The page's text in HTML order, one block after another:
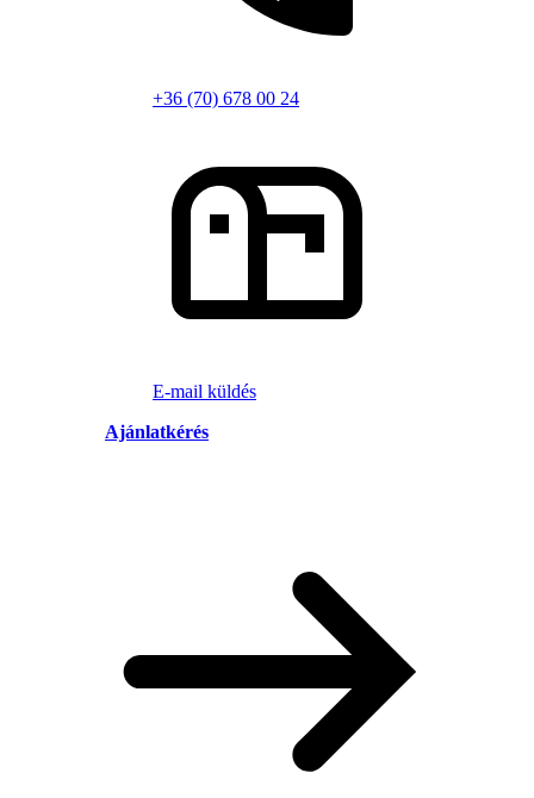
+36 (70) 678 00 24
E-mail küldés
Ajánlatkérés